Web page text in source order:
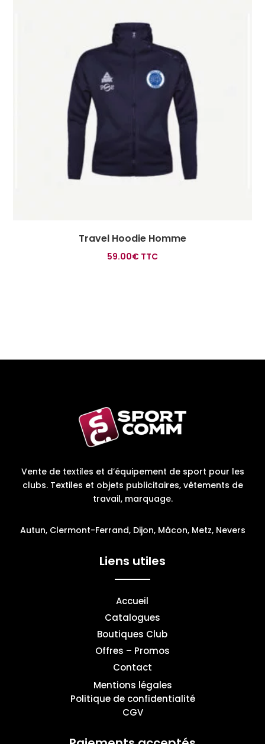
Travel Hoodie Homme
59.00€ TTC
Vente de textiles et d’équipement de sport pour les
clubs. Textiles et objets publicitaires, vêtements de
travail, marquage.
Autun, Clermont-Ferrand, Dijon, Mâcon, Metz, Nevers
Liens utiles
Accueil
Catalogues
Boutiques Club
Offres – Promos
Contact
Mentions légales
Politique de confidentialité
CGV